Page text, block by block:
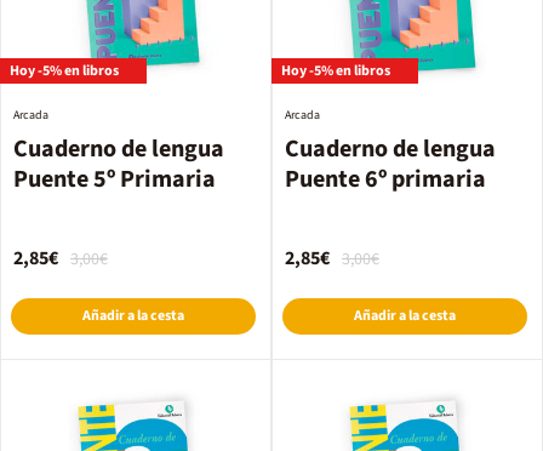
Hoy -5% en libros
Cuaderno de lengua
Puente 5º Primaria
Arcada
3,00€
2,85€
Añadir a la cesta
Hoy -5% en libros
Cuaderno de lengua
Puente 6º primaria
Arcada
3,00€
2,85€
Añadir a la cesta